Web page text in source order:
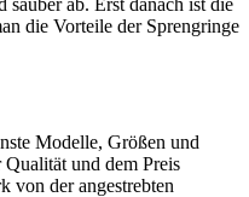
ab. Erst danach ist die
die Vorteile der Sprengringe
Modelle, Größen und
und dem Preis
von der angestrebten